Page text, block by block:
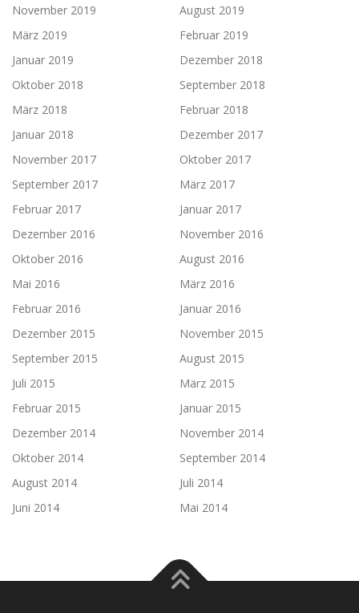
November 2019
August 2019
März 2019
Februar 2019
Januar 2019
Dezember 2018
Oktober 2018
September 2018
März 2018
Februar 2018
Januar 2018
Dezember 2017
November 2017
Oktober 2017
September 2017
März 2017
Februar 2017
Januar 2017
Dezember 2016
November 2016
Oktober 2016
August 2016
Mai 2016
März 2016
Februar 2016
Januar 2016
Dezember 2015
November 2015
September 2015
August 2015
Juli 2015
März 2015
Februar 2015
Januar 2015
Dezember 2014
November 2014
Oktober 2014
September 2014
August 2014
Juli 2014
Juni 2014
Mai 2014